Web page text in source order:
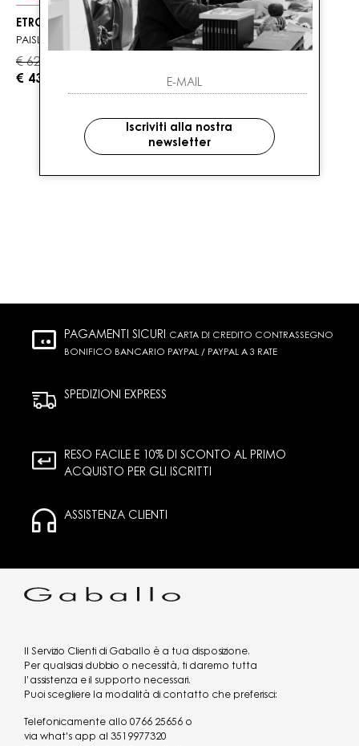
ETRO
PAISLEY
€ 620.00
€ 434.00
1DI 1 PRODOTTI
PAGAMENTI SICURI CARTA DI CREDITO CONTRASSEGNO
BONIFICO BANCARIO PAYPAL / PAYPAL A 3 RATE
SPEDIZIONI EXPRESS
RESO FACILE E 10% DI SCONTO AL PRIMO
ACQUISTO PER GLI ISCRITTI
ASSISTENZA CLIENTI
Il Servizio Clienti di Gaballo è a tua disposizione.
Per qualsiasi dubbio o necessità, ti daremo tutta
l’assistenza e il supporto necessari.
Puoi scegliere la modalità di contatto che preferisci:
Telefonicamente allo 0766 25656 o
via what's app al 3519977320
Iscriviti alla nostra
newsletter